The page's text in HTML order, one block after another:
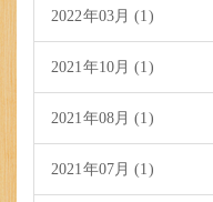
2022年03月 (1)
2021年10月 (1)
2021年08月 (1)
2021年07月 (1)